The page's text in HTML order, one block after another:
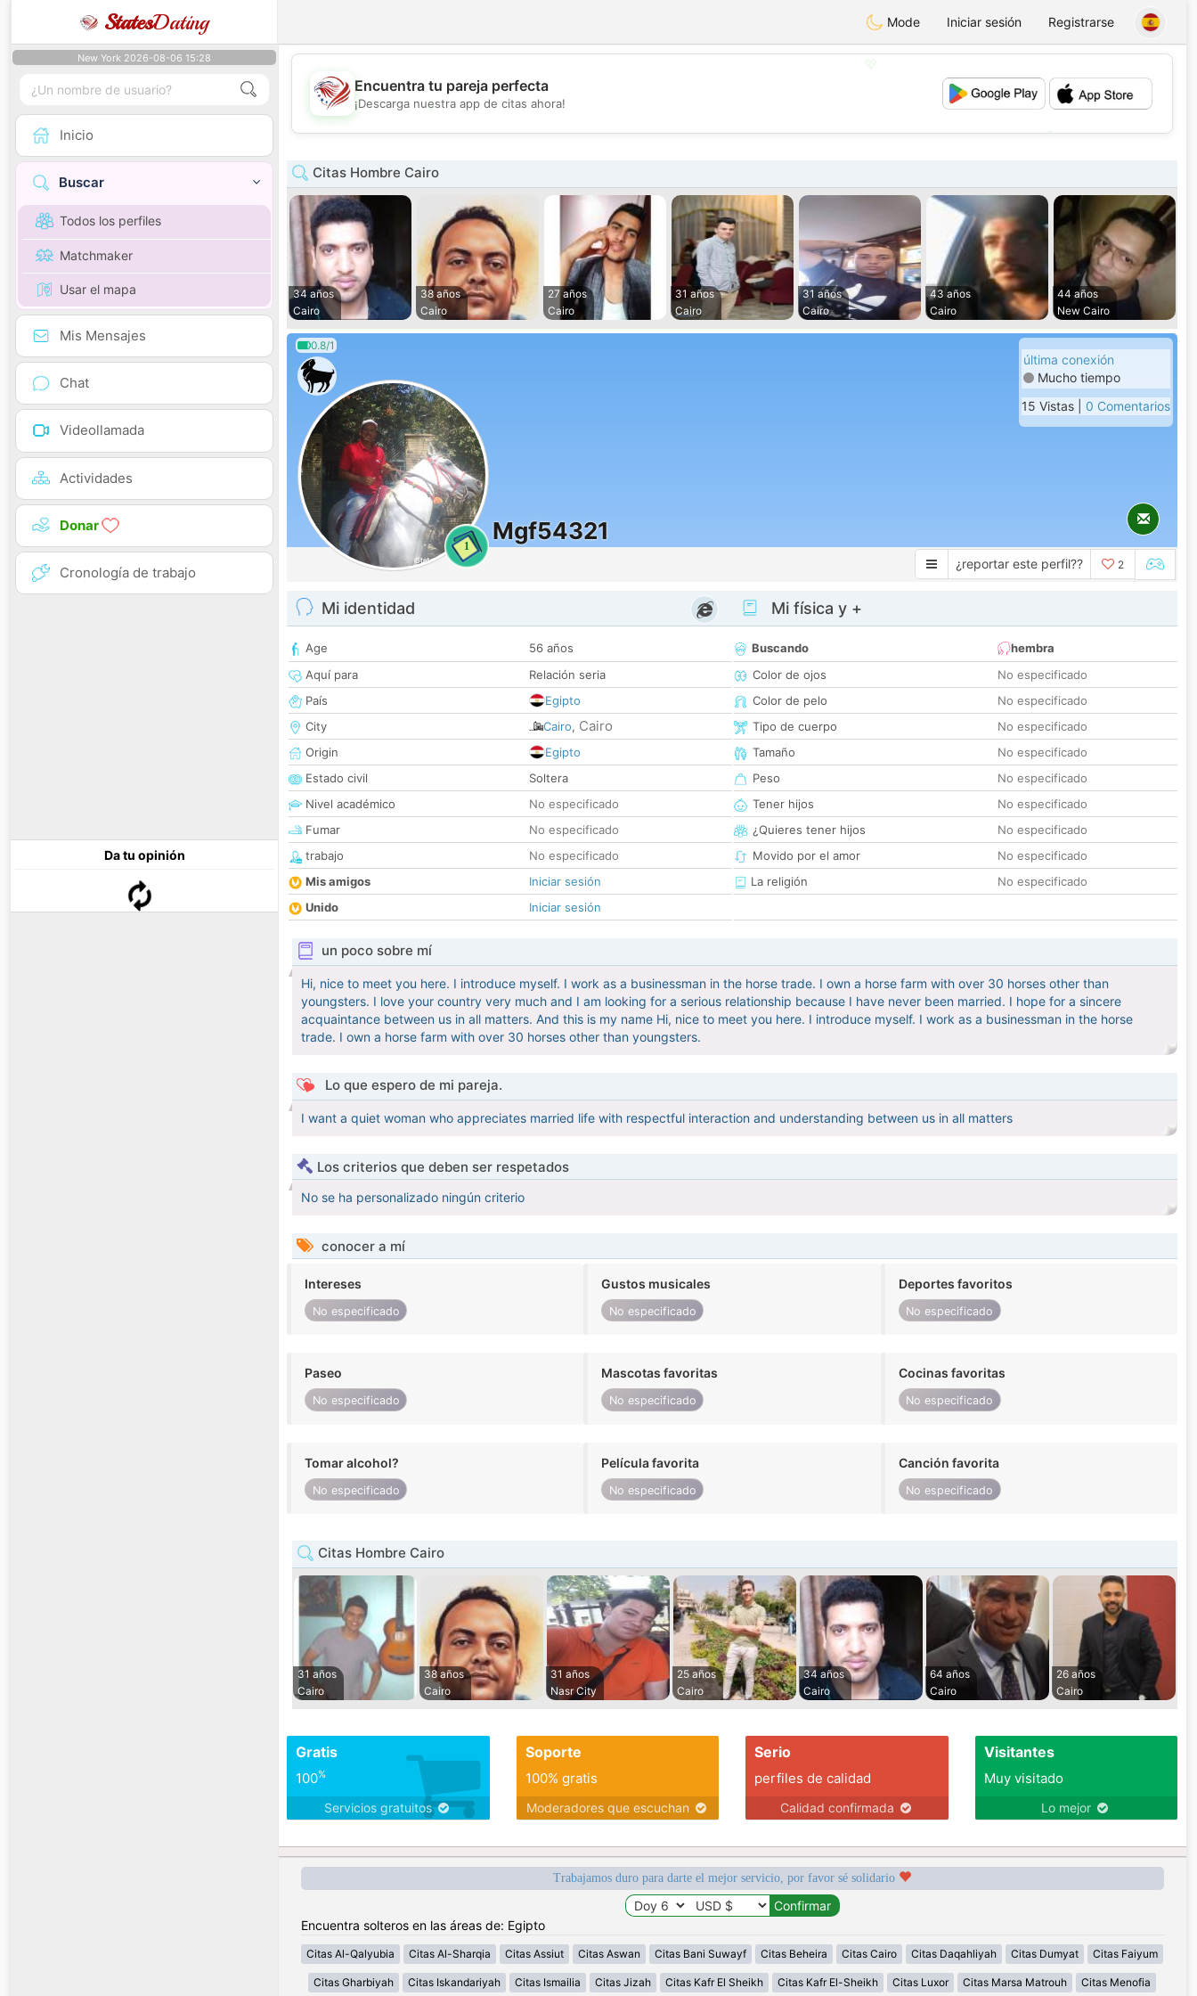
StatesDating Mode Iniciar sesión Registrarse
New York 2026-08-06 15:28
Inicio
Buscar
Todos los perfiles
Matchmaker
Usar el mapa
Mis Mensajes
Chat
Videollamada
Actividades
Donar
Cronología de trabajo
Da tu opinión
💕
Encuentra tu pareja perfecta
¡Descarga nuestra app de citas ahora!
Citas Hombre Cairo
34 años
Cairo
38 años
Cairo
27 años
Cairo
31 años
Cairo
31 años
Cairo
43 años
Cairo
44 años
New Cairo
0.8/1
1
Mgf54321
última conexión
Mucho tiempo
15 Vistas | 0 Comentarios
¿reportar este perfil?? 2
Mi identidad
Age
56 años
Aquí para
Relación seria
País
Egipto
City
Cairo, Cairo
Origin
Egipto
Estado civil
Soltera
Nivel académico
No especificado
Fumar
No especificado
trabajo
No especificado
Mis amigos
Iniciar sesión
Unido
Iniciar sesión
Mi física y +
Buscando
hembra
Color de ojos
No especificado
Color de pelo
No especificado
Tipo de cuerpo
No especificado
Tamaño
No especificado
Peso
No especificado
Tener hijos
No especificado
¿Quieres tener hijos
No especificado
Movido por el amor
No especificado
La religión
No especificado
un poco sobre mí
Hi, nice to meet you here. I introduce myself. I work as a businessman in the horse trade. I own a horse farm with over 30 horses other than
youngsters. I love your country very much and I am looking for a serious relationship because I have never been married. I hope for a sincere
acquaintance between us in all matters. And this is my name Hi, nice to meet you here. I introduce myself. I work as a businessman in the horse
trade. I own a horse farm with over 30 horses other than youngsters.
Lo que espero de mi pareja.
I want a quiet woman who appreciates married life with respectful interaction and understanding between us in all matters
Los criterios que deben ser respetados
No se ha personalizado ningún criterio
conocer a mí
Intereses
No especificado
Gustos musicales
No especificado
Deportes favoritos
No especificado
Paseo
No especificado
Mascotas favoritas
No especificado
Cocinas favoritas
No especificado
Tomar alcohol?
No especificado
Película favorita
No especificado
Canción favorita
No especificado
Citas Hombre Cairo
31 años
Cairo
38 años
Cairo
31 años
Nasr City
25 años
Cairo
34 años
Cairo
64 años
Cairo
26 años
Cairo
Gratis
100%
Servicios gratuitos
Soporte
100% gratis
Moderadores que escuchan
Serio
perfiles de calidad
Calidad confirmada
Visitantes
Muy visitado
Lo mejor
Trabajamos duro para darte el mejor servicio, por favor sé solidario
Encuentra solteros en las áreas de: Egipto
Citas Al-Qalyubia Citas Al-Sharqia Citas Assiut Citas Aswan Citas Bani Suwayf Citas Beheira Citas Cairo Citas Daqahliyah Citas Dumyat Citas Faiyum
Citas Gharbiyah Citas Iskandariyah Citas Ismailia Citas Jizah Citas Kafr El Sheikh Citas Kafr El-Sheikh Citas Luxor Citas Marsa Matrouh Citas Menofia